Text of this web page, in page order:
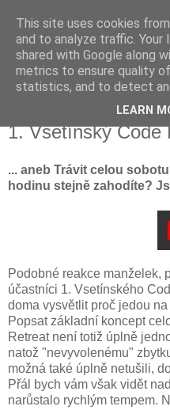
Robert
Vývoj software není jenom
neděle 9. prosince 2012
1. Vsetínský Code
... aneb Trávit celou
hodinu stejně zahodíte?
Podobné reakce manželek,
účastníci 1. Vsetínského
doma vysvětlit proč jedou
Popsat základní koncept
Retreat není totiž úplně
natož "nevyvolenému"
možná také úplně netušili,
Přál bych vám však vidět
narůstalo rychlým tempem.
This site uses cookies
and to analyze traffic. Your
shared with Google along
metrics to ensure quality
statistics, and to detect
LEARN